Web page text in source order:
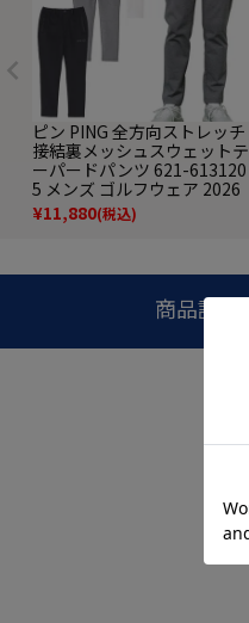
ピン PING 全方向ストレッチ
接結裏メッシュスウェットテ
ーパードパンツ 621-613120
5 メンズ ゴルフウェア 2026
春夏モデル 日本正規品
¥11,880(税込)
商品説明